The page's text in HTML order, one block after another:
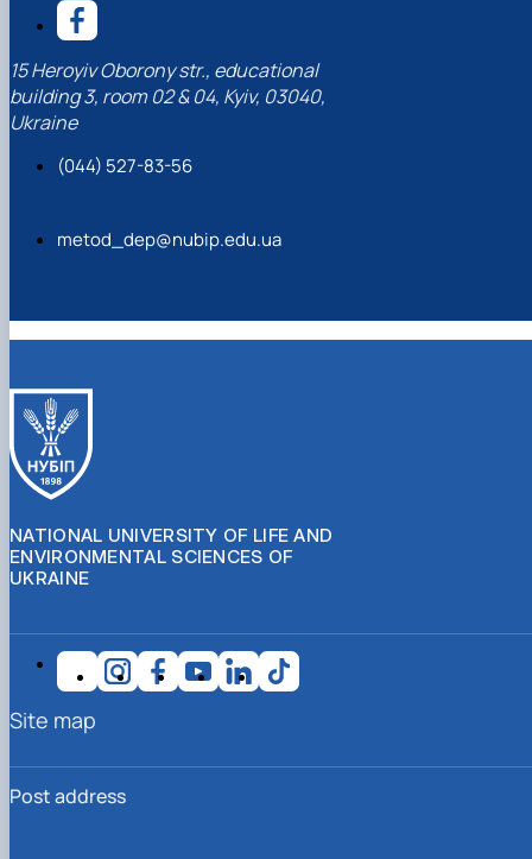
15 Heroyiv Oborony str., educational
building 3, room 02 & 04, Kyiv, 03040,
Ukraine
(044) 527-83-56
metod_dep@nubip.edu.ua
NATIONAL UNIVERSITY OF LIFE AND
ENVIRONMENTAL SCIENCES OF
UKRAINE
Post address
Site map